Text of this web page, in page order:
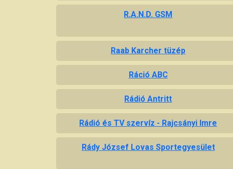
R.A.N.D. GSM
Raab Karcher tüzép
Ráció ABC
Rádió Antritt
Rádió és TV szervíz - Rajcsányi Imre
Rády József Lovas Sportegyesület